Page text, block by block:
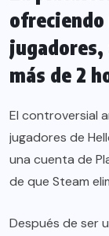
ofreciendo
jugadores,
más de 2
El controversial
jugadores de
una cuenta de
de que Steam
Después de ser